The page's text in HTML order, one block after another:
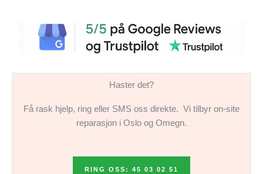
Haster det?
Få rask hjelp, ring eller SMS oss direkte. Vi tilbyr on-site
reparasjon i Oslo og Omegn.
RING OSS: 45 03 02 51